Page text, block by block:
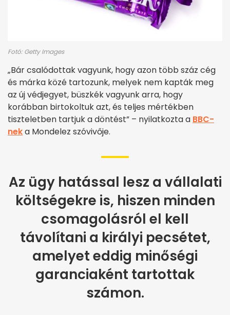
Fotó: Getty Images
„Bár csalódottak vagyunk, hogy azon több száz cég
és márka közé tartozunk, melyek nem kapták meg
az új védjegyet, büszkék vagyunk arra, hogy
korábban birtokoltuk azt, és teljes mértékben
tiszteletben tartjuk a döntést” – nyilatkozta a BBC-
neka Mondelez szóvivője.
Az ügy hatással lesz a vállalati
költségekre is, hiszen minden
csomagolásról el kell
távolítani a királyi pecsétet,
amelyet eddig minőségi
garanciaként tartottak
számon.